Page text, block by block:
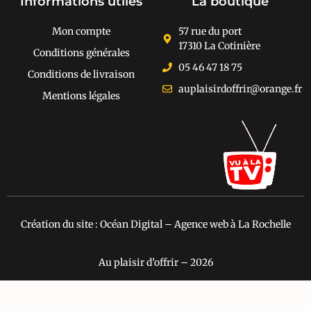
Mon compte
Conditions générales
Conditions de livraison
Mentions légales
57 rue du port
17310 La Cotinière
05 46 47 18 75
auplaisirdoffrir@orange.fr
Création du site : Océan Digital – Agence web à La Rochelle
Au plaisir d’offrir – 2026